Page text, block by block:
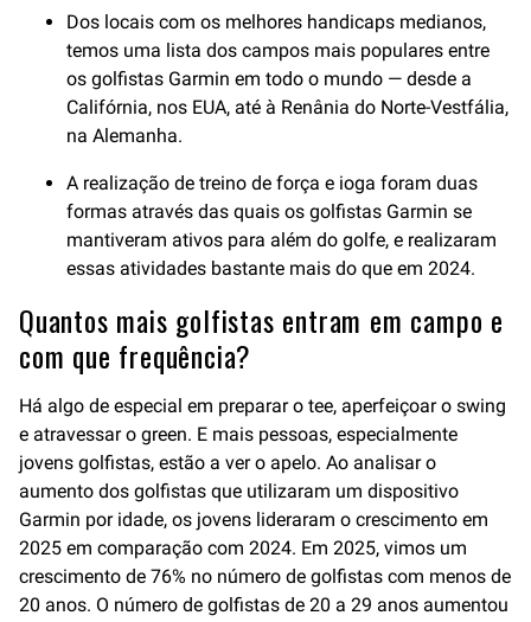
Dos locais com os melhores handicaps medianos,
temos uma lista dos campos mais populares entre
os golfistas Garmin em todo o mundo — desde a
Califórnia, nos EUA, até à Renânia do Norte-Vestfália,
na Alemanha.
A realização de treino de força e ioga foram duas
formas através das quais os golfistas Garmin se
mantiveram ativos para além do golfe, e realizaram
essas atividades bastante mais do que em 2024.
Quantos mais golfistas entram em campo e
com que frequência?
Há algo de especial em preparar o tee, aperfeiçoar o swing
e atravessar o green. E mais pessoas, especialmente
jovens golfistas, estão a ver o apelo. Ao analisar o
aumento dos golfistas que utilizaram um dispositivo
Garmin por idade, os jovens lideraram o crescimento em
2025 em comparação com 2024. Em 2025, vimos um
crescimento de 76% no número de golfistas com menos de
20 anos. O número de golfistas de 20 a 29 anos aumentou